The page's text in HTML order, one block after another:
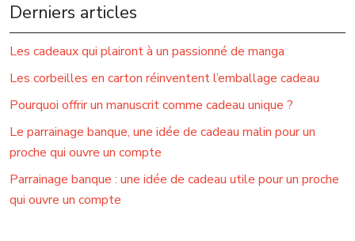
Derniers articles
Les cadeaux qui plairont à un passionné de manga
Les corbeilles en carton réinventent l’emballage cadeau
Pourquoi offrir un manuscrit comme cadeau unique ?
Le parrainage banque, une idée de cadeau malin pour un
proche qui ouvre un compte
Parrainage banque : une idée de cadeau utile pour un proche
qui ouvre un compte